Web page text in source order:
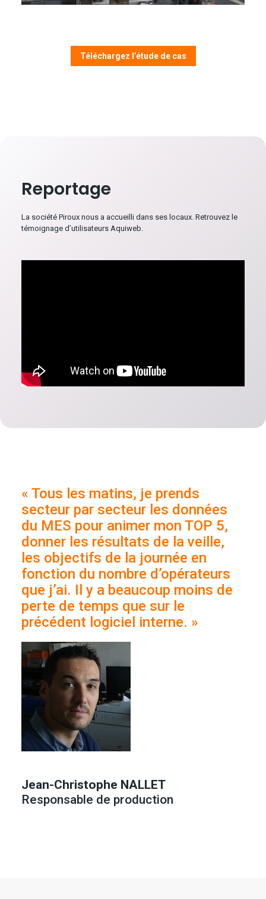
Téléchargez l’étude de cas
Reportage
La société Piroux nous a accueilli dans ses locaux. Retrouvez le
témoignage d’utilisateurs Aquiweb.
« Tous les matins, je prends
secteur par secteur les données
du MES pour animer mon TOP 5,
donner les résultats de la veille,
les objectifs de la journée en
fonction du nombre d’opérateurs
que j’ai. Il y a beaucoup moins de
perte de temps que sur le
précédent logiciel interne. »
Jean-Christophe NALLET
Responsable de production